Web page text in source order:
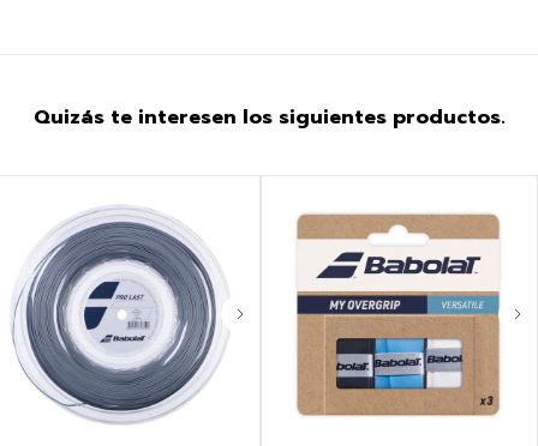
Quizás te interesen los siguientes productos.